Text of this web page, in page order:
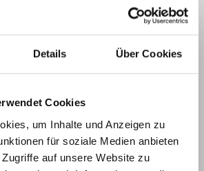
Details Über Cookies
Cookies
um Inhalte und Anzeigen zu
für soziale Medien anbieten
auf unsere Website zu
Kombinieren für Gestell,
Sichtblende